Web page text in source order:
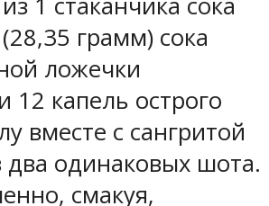
грамм) сока
ложечки
12 капель острого
вместе с сангритой
два одинаковых шота.
смакуя,